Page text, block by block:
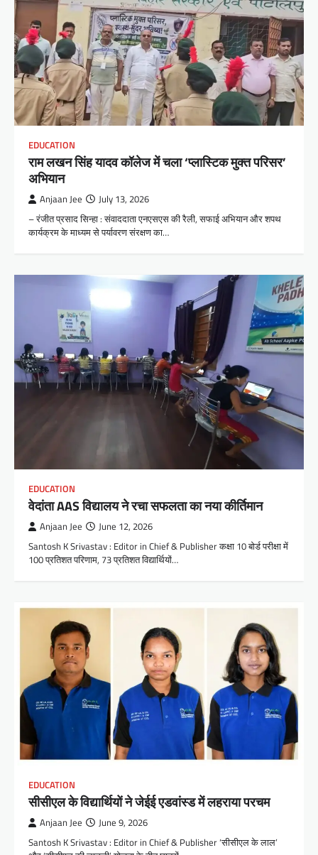
EDUCATION
राम लखन सिंह यादव कॉलेज में चला ‘प्लास्टिक मुक्त परिसर’
अभियान
Anjaan Jee July 13, 2026
– रंजीत प्रसाद सिन्हा : संवाददाता एनएसएस की रैली, सफाई अभियान और शपथ
कार्यक्रम के माध्यम से पर्यावरण संरक्षण का…
EDUCATION
वेदांता AAS विद्यालय ने रचा सफलता का नया कीर्तिमान
Anjaan Jee June 12, 2026
Santosh K Srivastav : Editor in Chief & Publisher कक्षा 10 बोर्ड परीक्षा में
100 प्रतिशत परिणाम, 73 प्रतिशत विद्यार्थियों…
EDUCATION
सीसीएल के विद्यार्थियों ने जेईई एडवांस्ड में लहराया परचम
Anjaan Jee June 9, 2026
Santosh K Srivastav : Editor in Chief & Publisher ‘सीसीएल के लाल’